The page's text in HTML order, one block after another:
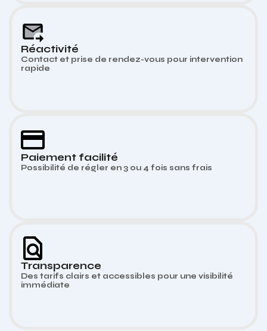
Réactivité
Contact et prise de rendez-vous pour intervention
rapide
Paiement facilité
Possibilité de régler en 3 ou 4 fois sans frais
Transparence
Des tarifs clairs et accessibles pour une visibilité
immédiate